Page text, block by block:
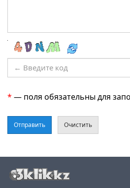
* — поля обязательны для
Отправить Очистить